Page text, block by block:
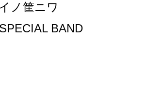
ノ筐ニワ
BAND